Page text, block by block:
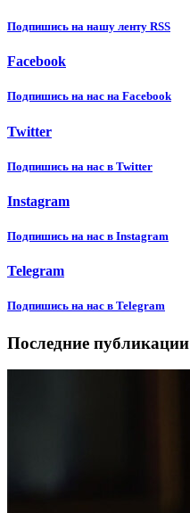
Подпишиcь на нашу ленту RSS
Facebook
Подпишиcь на нас на Facebook
Twitter
Подпишиcь на нас в Twitter
Instagram
Подпишиcь на нас в Instagram
Telegram
Подпишиcь на нас в Telegram
Последние публикации